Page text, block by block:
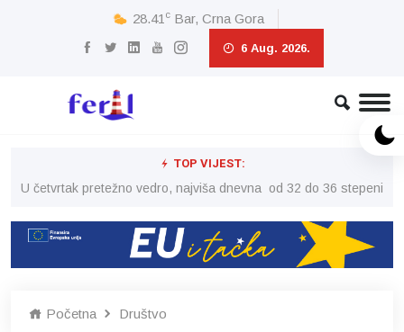
28.41 c Bar, Crna Gora
6 Aug. 2026.
TOP VIJEST:
U četvrtak pretežno vedro, najviša dnevna od 32 do 36 stepeni
Početna Društvo